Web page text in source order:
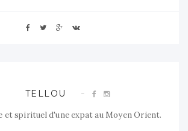
TELLOU
et spirituel d'une expat au Moyen Orient.